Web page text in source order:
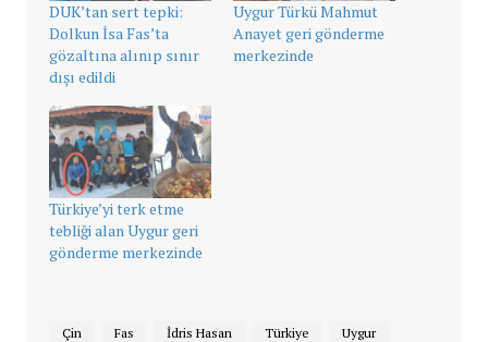
DUK’tan sert tepki:
Dolkun İsa Fas’ta
gözaltına alınıp sınır
dışı edildi
Uygur Türkü Mahmut
Anayet geri gönderme
merkezinde
Türkiye’yi terk etme
tebliği alan Uygur geri
gönderme merkezinde
Çin Fas İdris Hasan Türkiye Uygur